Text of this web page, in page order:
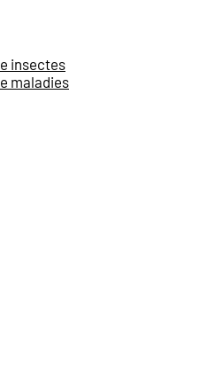
insectes
maladies